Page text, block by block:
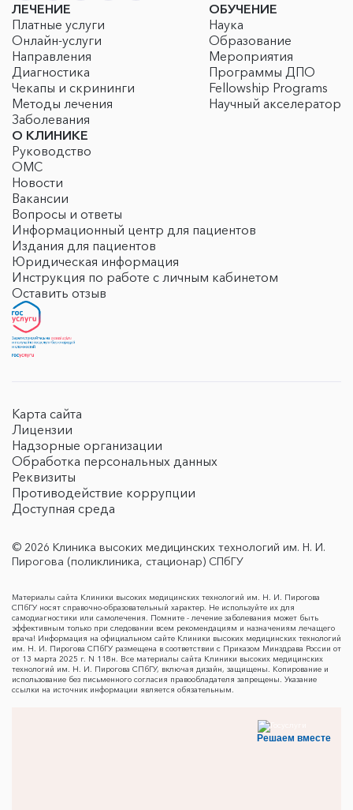
ЛЕЧЕНИЕ
Платные услуги
Онлайн-услуги
Направления
Диагностика
Чекапы и скрининги
Методы лечения
Заболевания
ОБУЧЕНИЕ
Наука
Образование
Мероприятия
Программы ДПО
Fellowship Programs
Научный акселератор
О КЛИНИКЕ
Руководство
ОМС
Новости
Вакансии
Вопросы и ответы
Информационный центр для пациентов
Издания для пациентов
Юридическая информация
Инструкция по работе с личным кабинетом
Оставить отзыв
Карта сайта
Лицензии
Надзорные организации
Обработка персональных данных
Реквизиты
Противодействие коррупции
Доступная среда
© 2026 Клиника высоких медицинских технологий им. Н. И.
Пирогова (поликлиника, стационар) СПбГУ
Материалы сайта Клиники высоких медицинских технологий им. Н. И. Пирогова
СПбГУ носят справочно-образовательный характер. Не используйте их для
самодиагностики или самолечения. Помните - лечение заболевания может быть
эффективным только при следовании всем рекомендациям и назначениям лечащего
врача! Информация на официальном сайте Клиники высоких медицинских технологий
им. Н. И. Пирогова СПбГУ размещена в соответствии с Приказом Минздрава России от
от 13 марта 2025 г. N 118н. Все материалы сайта Клиники высоких медицинских
технологий им. Н. И. Пирогова СПбГУ, включая дизайн, защищены. Копирование и
использование без письменного согласия правообладателя запрещены. Указание
ссылки на источник информации является обязательным.
Решаем вместе